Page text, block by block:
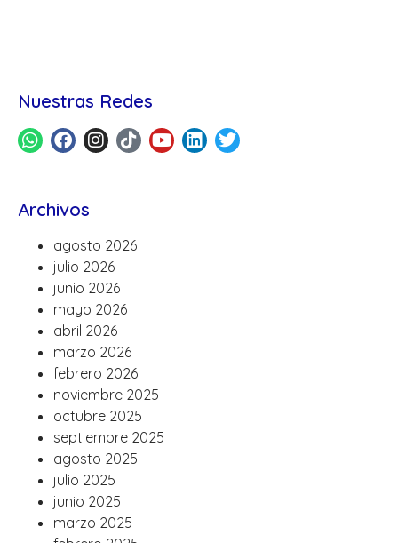
Nuestras Redes
Archivos
agosto 2026
julio 2026
junio 2026
mayo 2026
abril 2026
marzo 2026
febrero 2026
noviembre 2025
octubre 2025
septiembre 2025
agosto 2025
julio 2025
junio 2025
marzo 2025